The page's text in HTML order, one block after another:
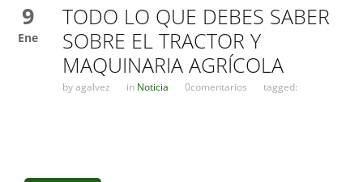
9
Ene
TODO LO QUE DEBES SABER
SOBRE EL TRACTOR Y
MAQUINARIA AGRÍCOLA
byagalvez in Noticia 0comentarios tagged: